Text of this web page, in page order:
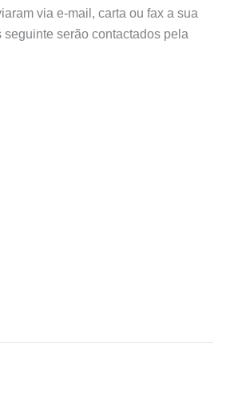
via e-mail, carta ou fax a sua
serão contactados pela